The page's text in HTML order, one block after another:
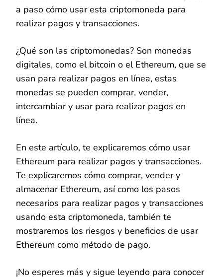
a paso cómo usar esta criptomoneda para
realizar pagos y transacciones.
¿Qué son las criptomonedas? Son monedas
digitales, como el bitcoin o el Ethereum, que se
usan para realizar pagos en línea, estas
monedas se pueden comprar, vender,
intercambiar y usar para realizar pagos en
línea.
En este artículo, te explicaremos cómo usar
Ethereum para realizar pagos y transacciones.
Te explicaremos cómo comprar, vender y
almacenar Ethereum, así como los pasos
necesarios para realizar pagos y transacciones
usando esta criptomoneda, también te
mostraremos los riesgos y beneficios de usar
Ethereum como método de pago.
¡No esperes más y sigue leyendo para conocer